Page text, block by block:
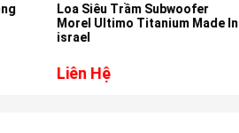
Loa Siêu Trầm Subwoofer
Morel Ultimo Titanium Made In
israel
Liên Hệ